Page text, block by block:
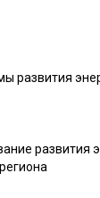
развития
развития